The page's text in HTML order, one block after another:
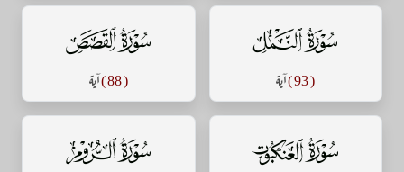
سورة النمل
( 93 ) آية
سورة القصص
( 88 ) آية
سورة العنكبوت سورة الروم